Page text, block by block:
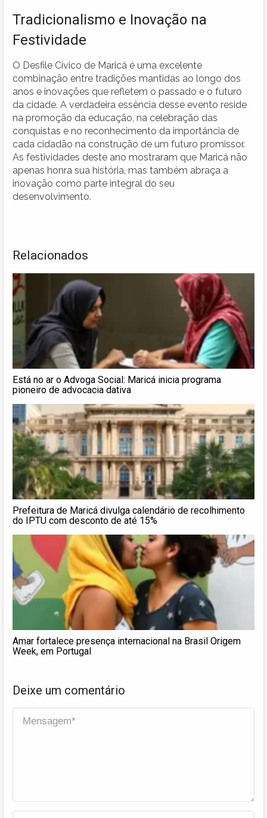
Tradicionalismo e Inovação na
Festividade
O Desfile Cívico de Maricá é uma excelente
combinação entre tradições mantidas ao longo dos
anos e inovações que refletem o passado e o futuro
da cidade. A verdadeira essência desse evento reside
na promoção da educação, na celebração das
conquistas e no reconhecimento da importância de
cada cidadão na construção de um futuro promissor.
As festividades deste ano mostraram que Maricá não
apenas honra sua história, mas também abraça a
inovação como parte integral do seu
desenvolvimento.
Relacionados
Está no ar o Advoga Social: Maricá inicia programa
pioneiro de advocacia dativa
Prefeitura de Maricá divulga calendário de recolhimento
do IPTU com desconto de até 15%
Amar fortalece presença internacional na Brasil Origem
Week, em Portugal
Deixe um comentário